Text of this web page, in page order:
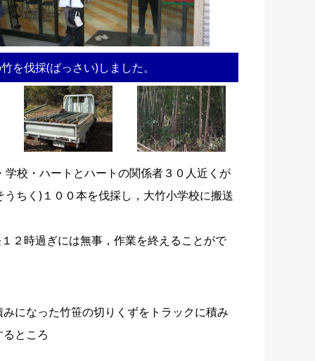
を伐採(ばっさい)しました。
校・ハートとハートの関係者３０人近くが
ちく)１００本を伐採し，大竹小学校に搬送
２時過ぎには無事，作業を終えることがで
になった竹笹の切りくずをトラックに積み
ところ